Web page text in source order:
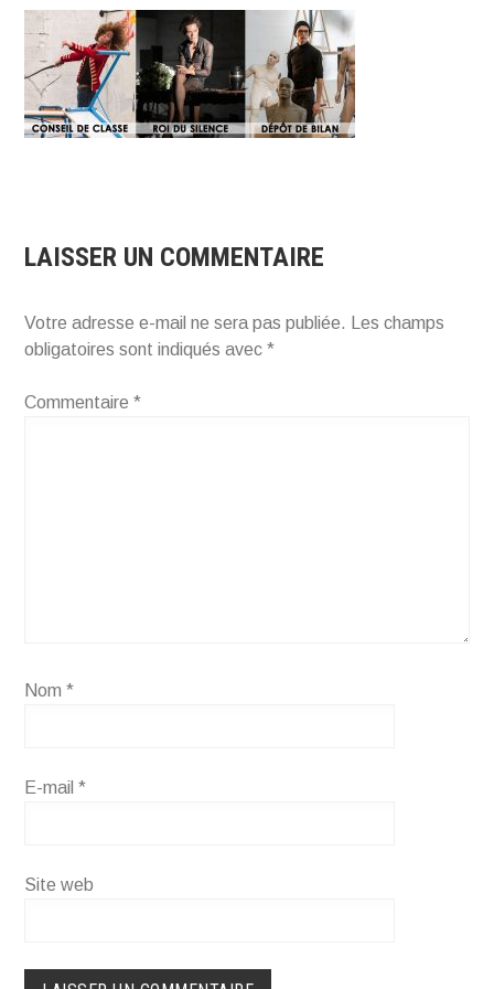
LAISSER UN COMMENTAIRE
Votre adresse e-mail ne sera pas publiée.
Les champs
obligatoires sont indiqués avec*
Commentaire*
Nom*
E-mail*
Site web